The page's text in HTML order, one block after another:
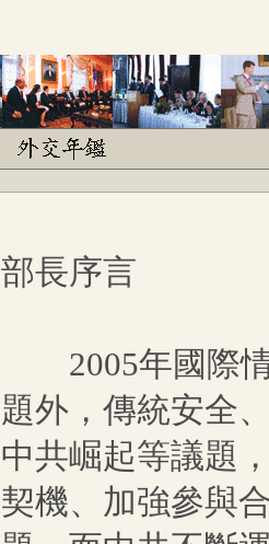
部長序言
2005年國際情
題外，傳統安全
中共崛起等議題
契機、加強參與